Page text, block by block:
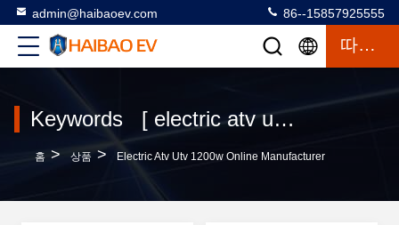
admin@haibaoev.com 86--15857925555
따옴표
Keywords [ electric atv utv 1200w ] Match 3 상품
홈 > 상품 > Electric Atv Utv 1200w Online Manufacturer